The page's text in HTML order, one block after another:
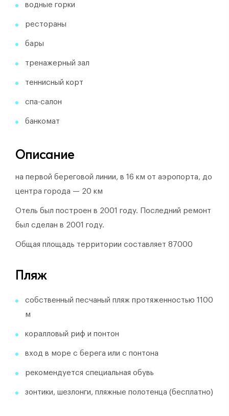
водные горки
рестораны
бары
тренажерный зал
теннисный корт
спа-салон
банкомат
Описание
на первой береговой линии, в 16 км от аэропорта, до
центра города — 20 км
Отель был построен в 2001 году. Последний ремонт
был сделан в 2001 году.
Общая площадь территории составляет 87000
Пляж
собственный песчаный пляж протяженностью 1100
м
коралловый риф и понтон
вход в море с берега или с понтона
рекомендуется специальная обувь
зонтики, шезлонги, пляжные полотенца (бесплатно)